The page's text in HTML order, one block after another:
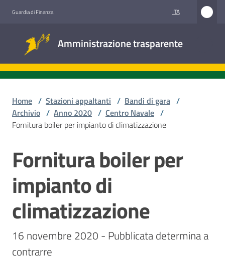
Guardia di Finanza ITA
Amministrazione trasparente
trasparente
Stazioni
appaltanti
Contatti
Home / Stazioni appaltanti / Bandi di gara /
Archivio / Anno 2020 / Centro Navale /
Fornitura boiler per impianto di climatizzazione
Salta al contenuto
Fornitura boiler per
impianto di
climatizzazione
16 novembre 2020 - Pubblicata determina a
contrarre